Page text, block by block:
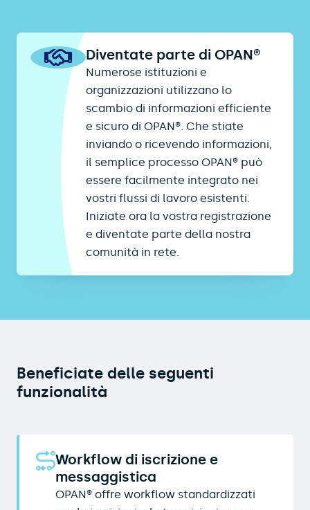
Diventate parte di OPAN®
Numerose istituzioni e
organizzazioni utilizzano lo
scambio di informazioni efficiente
e sicuro di OPAN®. Che stiate
inviando o ricevendo informazioni,
il semplice processo OPAN® può
essere facilmente integrato nei
vostri flussi di lavoro esistenti.
Iniziate ora la vostra registrazione
e diventate parte della nostra
comunità in rete.
Beneficiate delle seguenti
funzionalità
Workflow di iscrizione e
messaggistica
OPAN® offre workflow standardizzati